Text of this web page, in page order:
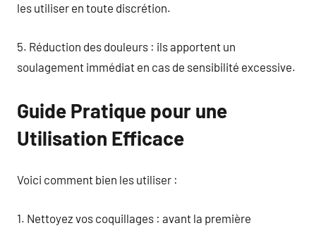
les utiliser en toute discrétion.
5. Réduction des douleurs : ils apportent un
soulagement immédiat en cas de sensibilité excessive.
Guide Pratique pour une
Utilisation Efficace
Voici comment bien les utiliser :
1. Nettoyez vos coquillages : avant la première